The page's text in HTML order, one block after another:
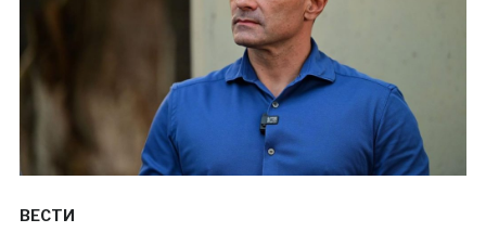
ВЕСТИ